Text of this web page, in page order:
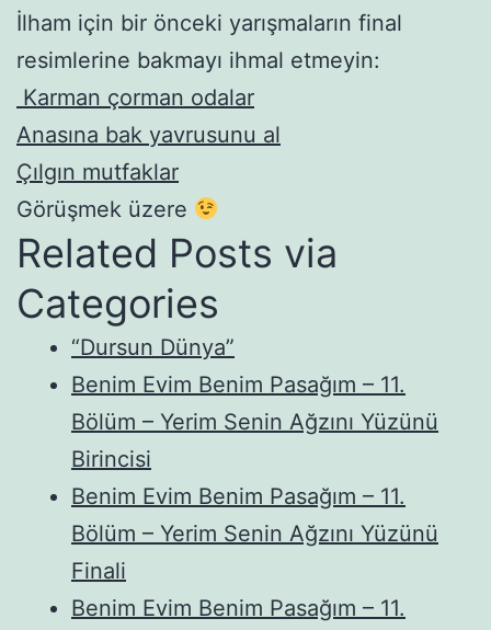
İlham için bir önceki yarışmaların final
resimlerine bakmayı ihmal etmeyin:
Karman çorman odalar
Anasına bak yavrusunu al
Çılgın mutfaklar
Görüşmek üzere
Related Posts via
Categories
“Dursun Dünya”
Benim Evim Benim Pasağım – 11.
Bölüm – Yerim Senin Ağzını Yüzünü
Birincisi
Benim Evim Benim Pasağım – 11.
Bölüm – Yerim Senin Ağzını Yüzünü
Finali
Benim Evim Benim Pasağım – 11.